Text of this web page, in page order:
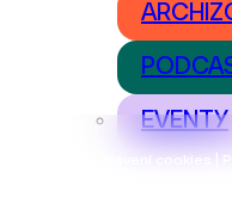
Nastavení cookies |
EVENTY